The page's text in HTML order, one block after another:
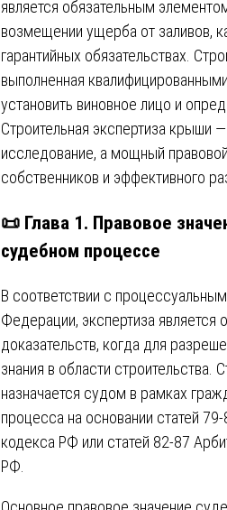
является обязательным
возмещении ущерба от заливов,
гарантийных обязательствах.
выполненная
установить виновное лицо и
Строительная экспертиза крыши
исследование, а мощный
собственников и эффективного
📜 Глава 1. Правовое
судебном процессе
В соответствии с
Федерации, экспертиза является
доказательств, когда для
знания в области строительства.
назначается судом в рамках
процесса на основании статей
кодекса РФ или статей 82-87
РФ.